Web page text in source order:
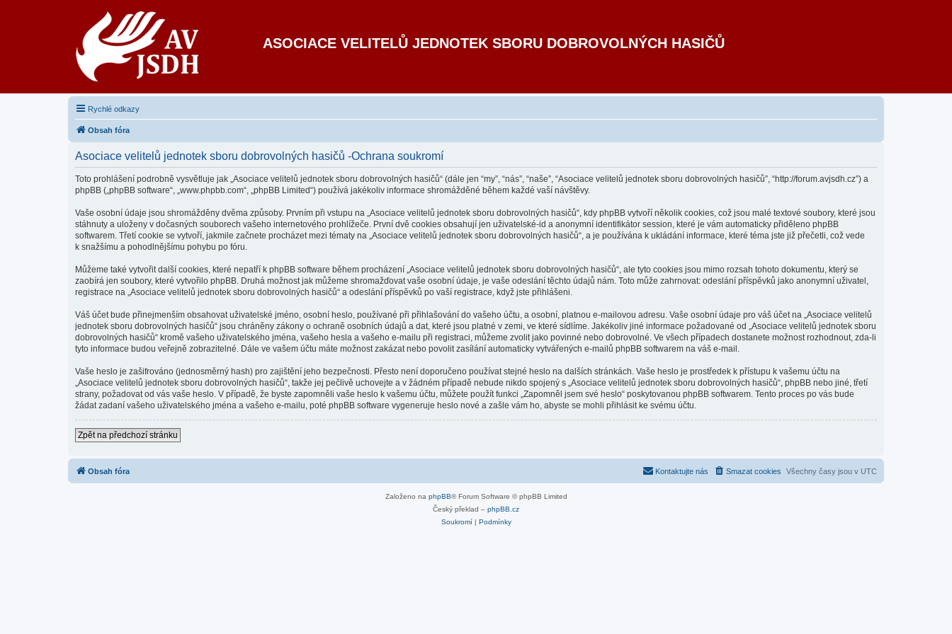
ASOCIACE VELITELŮ JEDNOTEK SBORU DOBROVOLNÝCH HASIČŮ
Rychlé odkazy
Obsah fóra
Asociace velitelů jednotek sboru dobrovolných hasičů -Ochrana soukromí
Toto prohlášení podrobně vysvětluje jak „Asociace velitelů jednotek sboru dobrovolných hasičů“ (dále jen “my”, “nás”, “naše”, “Asociace velitelů jednotek sboru dobrovolných hasičů”, “http://forum.avjsdh.cz”) a
phpBB („phpBB software“, „www.phpbb.com“, „phpBB Limited“) používá jakékoliv informace shromážděné během každé vaší návštěvy.
Vaše osobní údaje jsou shromážděny dvěma způsoby. Prvním při vstupu na „Asociace velitelů jednotek sboru dobrovolných hasičů“, kdy phpBB vytvoří několik cookies, což jsou malé textové soubory, které jsou
stáhnuty a uloženy v dočasných souborech vašeho internetového prohlížeče. První dvě cookies obsahují jen uživatelské-id a anonymní identifikátor session, které je vám automaticky přiděleno phpBB
softwarem. Třetí cookie se vytvoří, jakmile začnete procházet mezi tématy na „Asociace velitelů jednotek sboru dobrovolných hasičů“, a je používána k ukládání informace, které téma jste již přečetli, což vede
k snažšímu a pohodlnějšímu pohybu po fóru.
Můžeme také vytvořit další cookies, které nepatří k phpBB software během procházení „Asociace velitelů jednotek sboru dobrovolných hasičů“, ale tyto cookies jsou mimo rozsah tohoto dokumentu, který se
zaobírá jen soubory, které vytvořilo phpBB. Druhá možnost jak můžeme shromažďovat vaše osobní údaje, je vaše odeslání těchto údajů nám. Toto může zahrnovat: odeslání příspěvků jako anonymní uživatel,
registrace na „Asociace velitelů jednotek sboru dobrovolných hasičů“ a odeslání příspěvků po vaší registrace, když jste přihlášeni.
Váš účet bude přinejmenším obsahovat uživatelské jméno, osobní heslo, používané při přihlašování do vašeho účtu, a osobní, platnou e-mailovou adresu. Vaše osobní údaje pro váš účet na „Asociace velitelů
jednotek sboru dobrovolných hasičů“ jsou chráněny zákony o ochraně osobních údajů a dat, které jsou platné v zemi, ve které sídlíme. Jakékoliv jiné informace požadované od „Asociace velitelů jednotek sboru
dobrovolných hasičů“ kromě vašeho uživatelského jména, vašeho hesla a vašeho e-mailu při registraci, můžeme zvolit jako povinné nebo dobrovolné. Ve všech případech dostanete možnost rozhodnout, zda-li
tyto informace budou veřejně zobrazitelné. Dále ve vašem účtu máte možnost zakázat nebo povolit zasílání automaticky vytvářených e-mailů phpBB softwarem na váš e-mail.
Vaše heslo je zašifrováno (jednosměrný hash) pro zajištění jeho bezpečnosti. Přesto není doporučeno používat stejné heslo na dalších stránkách. Vaše heslo je prostředek k přístupu k vašemu účtu na
„Asociace velitelů jednotek sboru dobrovolných hasičů“, takže jej pečlivě uchovejte a v žádném případě nebude nikdo spojený s „Asociace velitelů jednotek sboru dobrovolných hasičů“, phpBB nebo jiné, třetí
strany, požadovat od vás vaše heslo. V případě, že byste zapomněli vaše heslo k vašemu účtu, můžete použít funkci „Zapomněl jsem své heslo“ poskytovanou phpBB softwarem. Tento proces po vás bude
žádat zadaní vašeho uživatelského jména a vašeho e-mailu, poté phpBB software vygeneruje heslo nové a zašle vám ho, abyste se mohli přihlásit ke svému účtu.
Zpět na předchozí stránku
Obsah fóra Všechny časy jsou v UTC
Smazat cookies
Kontaktujte nás
Založeno na phpBB® Forum Software © phpBB Limited
Český překlad – phpBB.cz
Soukromí| Podmínky